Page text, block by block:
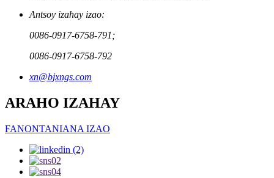
Antsoy izahay izao:
0086-0917-6758-791;
0086-0917-6758-792
xn@bjxngs.com
ARAHO IZAHAY
FANONTANIANA IZAO